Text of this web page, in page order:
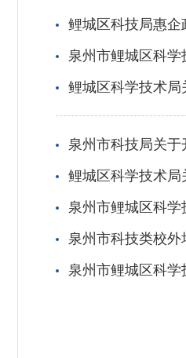
鲤城区科技局惠企
泉州市鲤城区科
鲤城区科学技术局
泉州市科技局关于
鲤城区科学技术局
泉州市鲤城区科
泉州市科技类校
泉州市鲤城区科